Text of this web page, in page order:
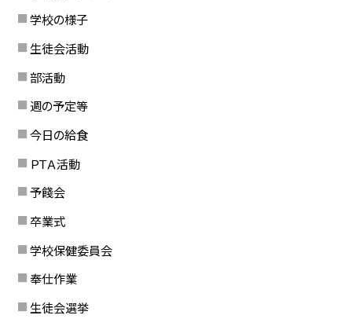
学校の様子
生徒会活動
部活動
週の予定等
今日の給食
ＰＴＡ活動
予餞会
卒業式
学校保健委員会
奉仕作業
生徒会選挙